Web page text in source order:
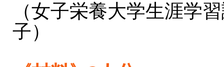
（女子栄養大学生涯学
子）